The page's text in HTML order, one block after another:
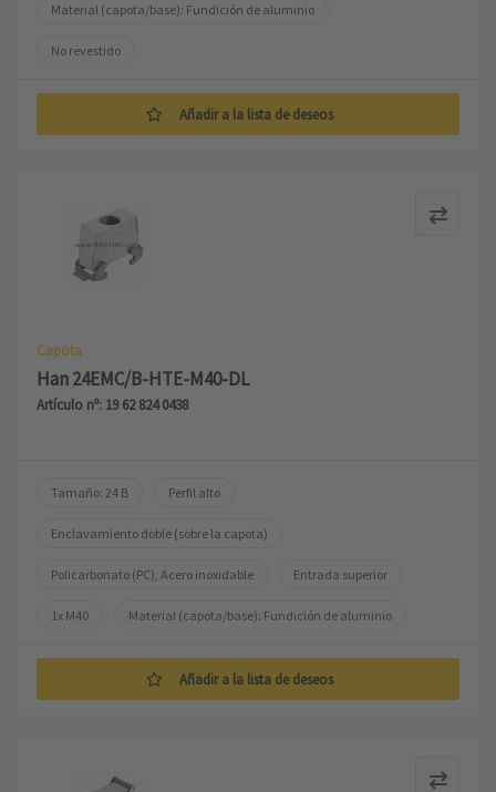
Material (capota/base): Fundición de aluminio
No revestido
Añadir a la lista de deseos
Capota
Han 24EMC/B-HTE-M40-DL
Artículo nº: 19 62 824 0438
Tamaño: 24 B Perfil alto
Enclavamiento doble (sobre la capota)
Policarbonato (PC), Acero inoxidable Entrada superior
1x M40 Material (capota/base): Fundición de aluminio
No revestido
Añadir a la lista de deseos